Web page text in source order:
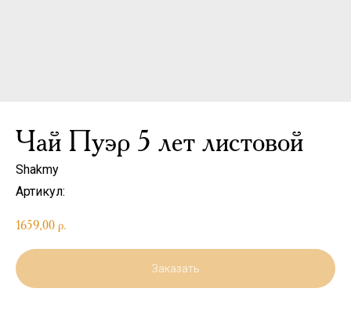
Чай Пуэр 5 лет листовой
Shakmy
Артикул:
1659,00 р.
Заказать